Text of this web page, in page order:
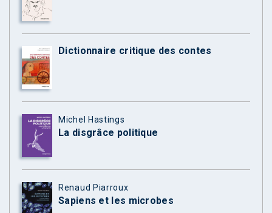
Dictionnaire critique des contes
Michel Hastings
La disgrâce politique
Renaud Piarroux
Sapiens et les microbes